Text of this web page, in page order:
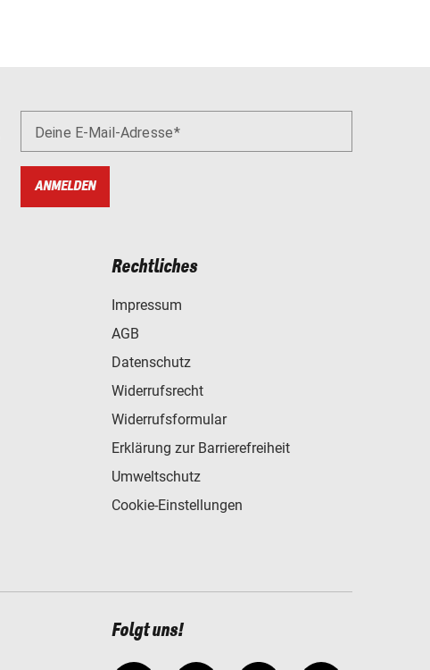
Deine E-Mail-Adresse
ANMELDEN
Rechtliches
Impressum
AGB
Datenschutz
Widerrufsrecht
Widerrufsformular
Erklärung zur Barrierefreiheit
Umweltschutz
Cookie-Einstellungen
Folgt uns!